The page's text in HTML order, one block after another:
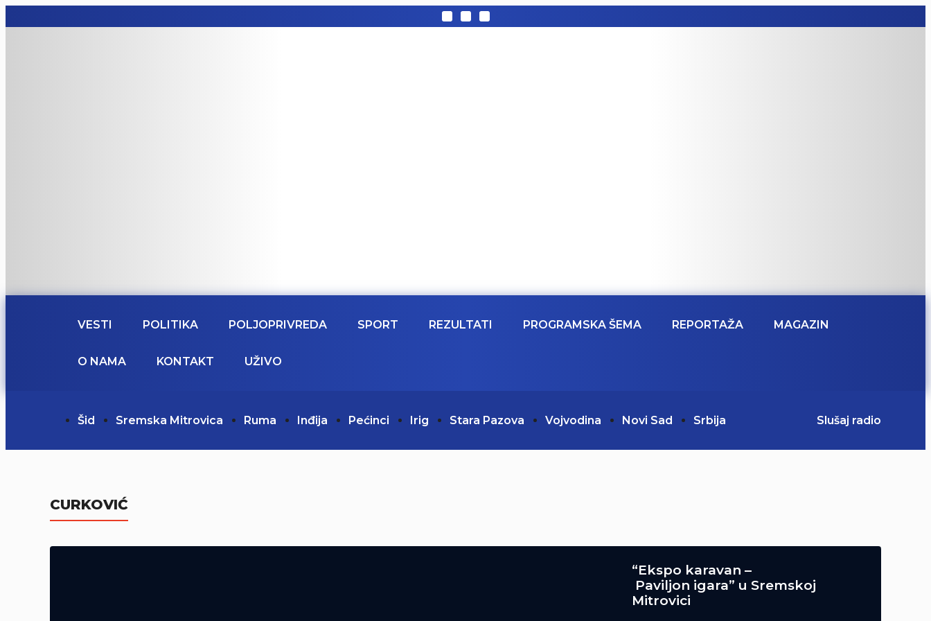
VESTI POLITIKA POLJOPRIVREDA SPORT REZULTATI PROGRAMSKA ŠEMA REPORTAŽA MAGAZIN
O NAMA KONTAKT UŽIVO
Šid Sremska Mitrovica Ruma Inđija Pećinci Irig Stara Pazova Vojvodina Novi Sad Srbija Slušaj radio
CURKOVIĆ
“Ekspo karavan –
Paviljon igara” u Sremskoj
Mitrovici